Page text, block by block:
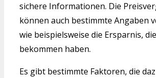
sichere Informationen. Die
können auch bestimmte Angaben
wie beispielsweise die Ersparnis,
bekommen haben.
Es gibt bestimmte Faktoren, die